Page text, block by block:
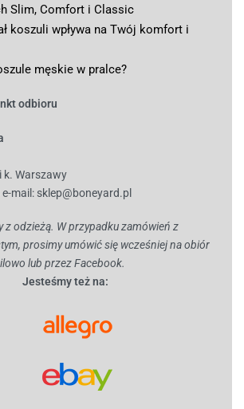
Slim, Comfort i Classic
koszuli wpływa na Twój komfort i
męskie w pralce?
odbioru
k. Warszawy
e-mail: sklep@boneyard.pl
z odzieżą. W przypadku zamówień z
prosimy umówić się wcześniej na obiór
lub przez Facebook.
Jesteśmy też na: